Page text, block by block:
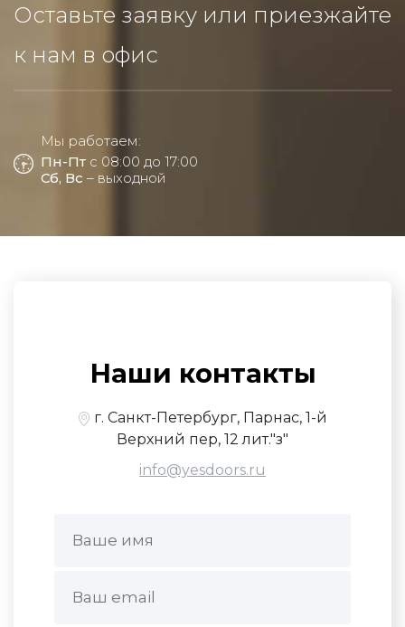
Оставьте заявку или приезжайте
к нам в офис
Мы работаем:
Пн-Пт с 08:00 до 17:00
Сб, Вс – выходной
Наши контакты
г. Санкт-Петербург, Парнас, 1-й
Верхний пер, 12 лит."з"
info@yesdoors.ru